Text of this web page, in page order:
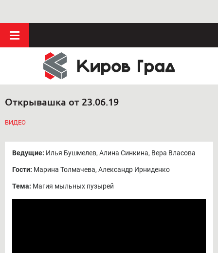
Открывашка от 23.06.19
ВИДЕО
Ведущие: Илья Бушмелев, Алина Синкина, Вера Власова
Гости: Марина Толмачева, Александр Ирниденко
Тема: Магия мыльных пузырей